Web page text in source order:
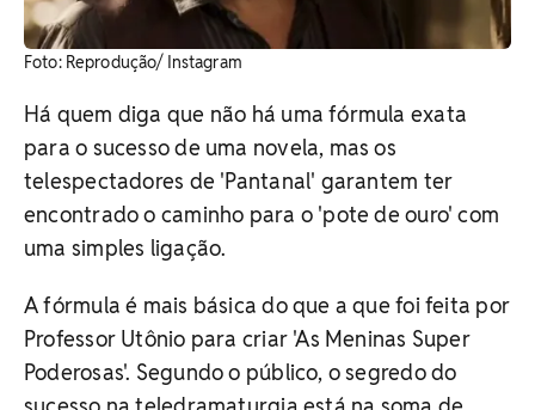
Foto: Reprodução/ Instagram
Há quem diga que não há uma fórmula exata
para o sucesso de uma novela, mas os
telespectadores de 'Pantanal' garantem ter
encontrado o caminho para o 'pote de ouro' com
uma simples ligação.
A fórmula é mais básica do que a que foi feita por
Professor Utônio para criar 'As Meninas Super
Poderosas'. Segundo o público, o segredo do